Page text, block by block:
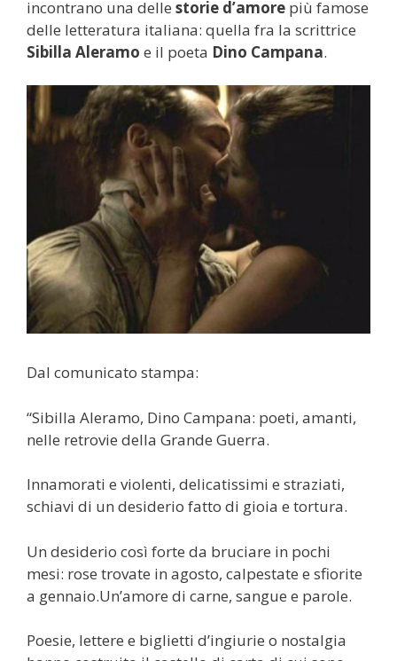
incontrano una delle storie d’amore più famose
delle letteratura italiana: quella fra la scrittrice
Sibilla Aleramo e il poeta Dino Campana.
Dal comunicato stampa:
“Sibilla Aleramo, Dino Campana: poeti, amanti,
nelle retrovie della Grande Guerra.
Innamorati e violenti, delicatissimi e straziati,
schiavi di un desiderio fatto di gioia e tortura.
Un desiderio così forte da bruciare in pochi
mesi: rose trovate in agosto, calpestate e sfiorite
a gennaio.Un’amore di carne, sangue e parole.
Poesie, lettere e biglietti d’ingiurie o nostalgia